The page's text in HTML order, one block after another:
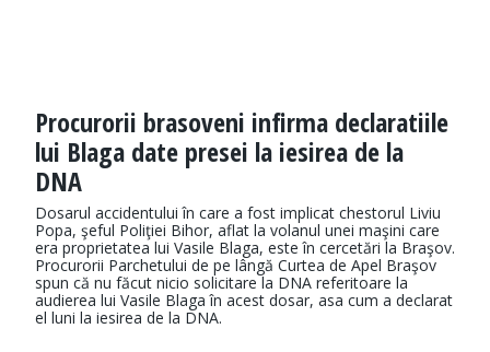
Procurorii brasoveni infirma declaratiile
lui Blaga date presei la iesirea de la
DNA
Dosarul accidentului în care a fost implicat chestorul Liviu
Popa, şeful Poliţiei Bihor, aflat la volanul unei maşini care
era proprietatea lui Vasile Blaga, este în cercetări la Braşov.
Procurorii Parchetului de pe lângă Curtea de Apel Braşov
spun că nu făcut nicio solicitare la DNA referitoare la
audierea lui Vasile Blaga în acest dosar, asa cum a declarat
el luni la iesirea de la DNA.